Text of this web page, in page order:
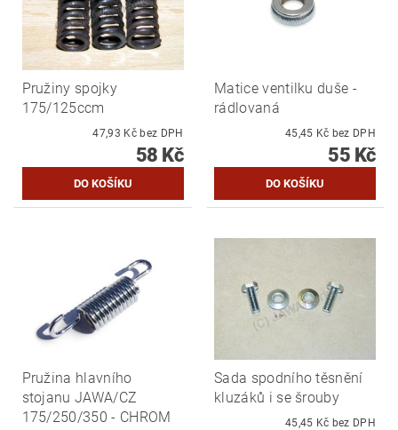
Pružiny spojky
175/125ccm
47,93 Kč bez DPH
58 Kč
Matice ventilku duše -
rádlovaná
45,45 Kč bez DPH
55 Kč
Pružina hlavního
stojanu JAWA/CZ
175/250/350 - CHROM
Sada spodního těsnění
kluzáků i se šrouby
45,45 Kč bez DPH